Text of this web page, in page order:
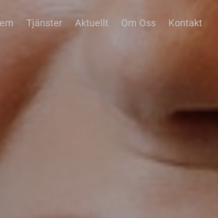
Tjänster Aktuellt Om Oss Kontakt